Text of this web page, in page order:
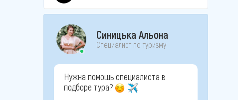
Синицька Альона
Специалист по туризму
Нужна помощь специалиста в
подборе тура?